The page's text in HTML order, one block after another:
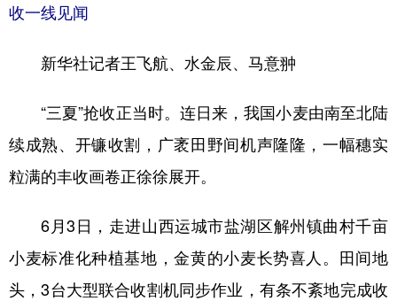
科技
法律 中央文件 金融 汽车
城市 旅游 能源 会展
收一线见闻
新华社记者王飞航、水金辰、马意翀
“三夏”抢收正当时。连日来，我国小麦由南至北陆
续成熟、开镰收割，广袤田野间机声隆隆，一幅穗实
粒满的丰收画卷正徐徐展开。
6月3日，走进山西运城市盐湖区解州镇曲村千亩
小麦标准化种植基地，金黄的小麦长势喜人。田间地
头，3台大型联合收割机同步作业，有条不紊地完成收